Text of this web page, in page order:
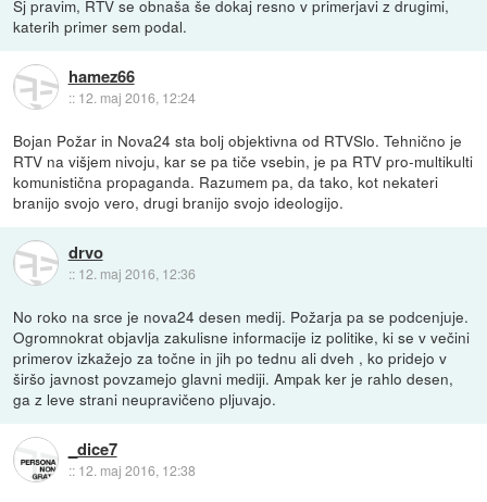
Sj pravim, RTV se obnaša še dokaj resno v primerjavi z drugimi,
katerih primer sem podal.
hamez66
:: 12. maj 2016, 12:24
Bojan Požar in Nova24 sta bolj objektivna od RTVSlo. Tehnično je
RTV na višjem nivoju, kar se pa tiče vsebin, je pa RTV pro-multikulti
komunistična propaganda. Razumem pa, da tako, kot nekateri
branijo svojo vero, drugi branijo svojo ideologijo.
drvo
:: 12. maj 2016, 12:36
No roko na srce je nova24 desen medij. Požarja pa se podcenjuje.
Ogromnokrat objavlja zakulisne informacije iz politike, ki se v večini
primerov izkažejo za točne in jih po tednu ali dveh , ko pridejo v
širšo javnost povzamejo glavni mediji. Ampak ker je rahlo desen,
ga z leve strani neupravičeno pljuvajo.
_dice7
:: 12. maj 2016, 12:38